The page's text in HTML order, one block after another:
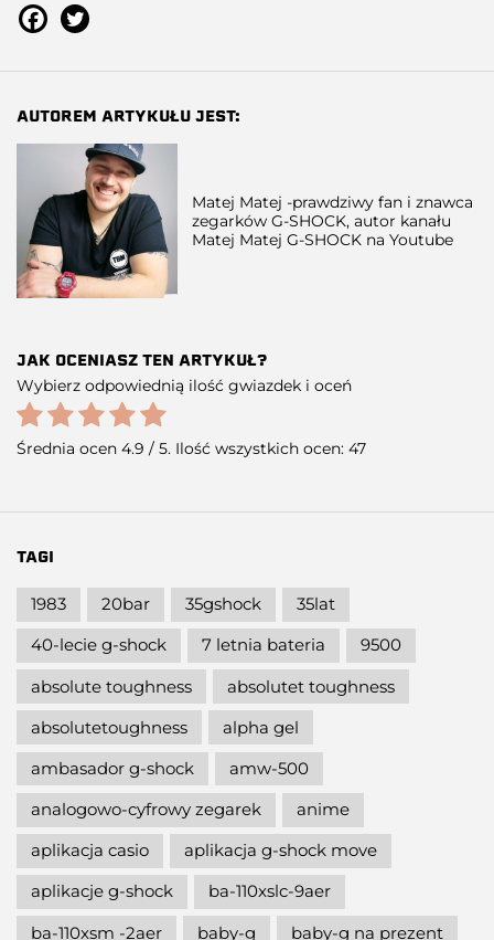
AUTOREM ARTYKUŁU JEST:
Matej Matej -prawdziwy fan i znawca
zegarków G-SHOCK, autor kanału
Matej Matej G-SHOCK na Youtube
JAK OCENIASZ TEN ARTYKUŁ?
Wybierz odpowiednią ilość gwiazdek i oceń
Średnia ocen 4.9 / 5. Ilość wszystkich ocen: 47
TAGI
1983 20bar 35gshock
35lat
40-lecie g-shock
7 letnia bateria
9500
absolute toughness
absolutet toughness
absolutetoughness
alpha gel
ambasador g-shock
amw-500
analogowo-cyfrowy zegarek
anime
aplikacja casio
aplikacja g-shock move
aplikacje g-shock
ba-110xslc-9aer
ba-110xsm -2aer
baby-g
baby-g na prezent